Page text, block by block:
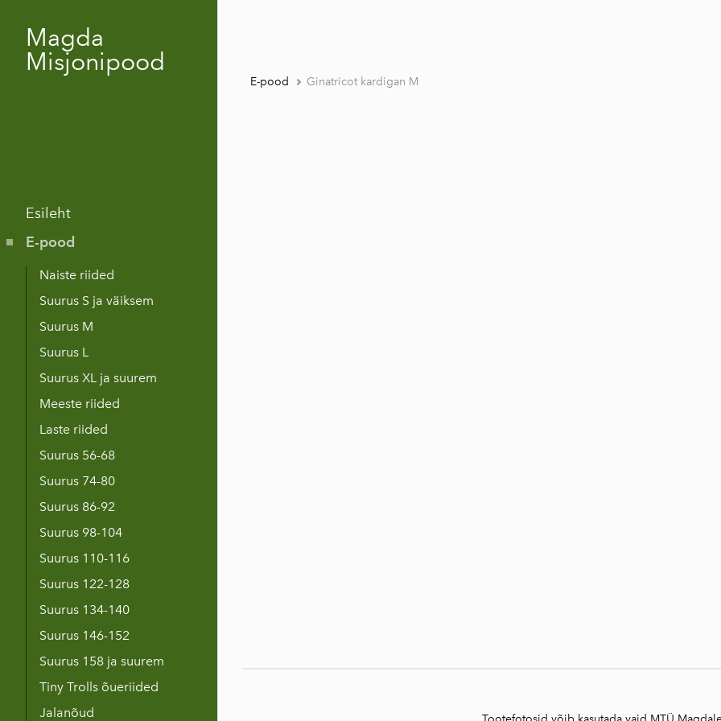
Magda
Misjonipood
Esileht
E-pood
Naiste riided
Suurus S ja väiksem
Suurus M
Suurus L
Suurus XL ja suurem
Meeste riided
Laste riided
Suurus 56-68
Suurus 74-80
Suurus 86-92
Suurus 98-104
Suurus 110-116
Suurus 122-128
Suurus 134-140
Suurus 146-152
Suurus 158 ja suurem
Tiny Trolls õueriided
Jalanõud
E-pood Ginatricot kardigan M